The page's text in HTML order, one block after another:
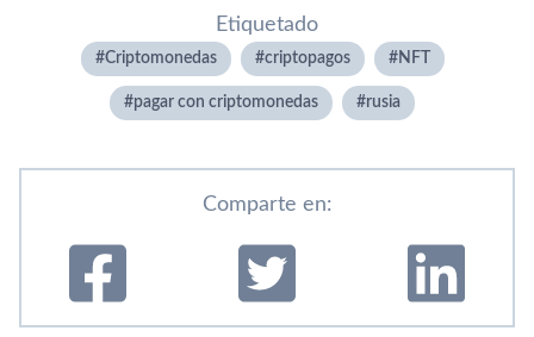
Etiquetado
Criptomonedas criptopagos NFT
pagar con criptomonedas rusia
Comparte en: